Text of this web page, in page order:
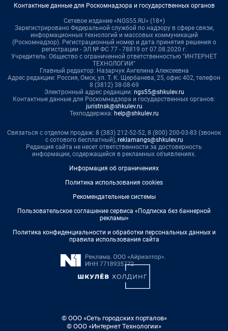
Контактные данные для Роскомнадзора и государственных органов
Сетевое издание «NGS55.RU» (18+)
Зарегистрировано Федеральной службой по надзору в сфере связи,
информационных технологий и массовых коммуникаций
(Роскомнадзор). Регистрационный номер и дата принятия решения о
регистрации - ЭЛ № ФС 77 - 78819 от 07.08.2020 г.
Учредитель: Общество с ограниченной ответственностью "ИНТЕРНЕТ
ТЕХНОЛОГИИ"
Главный редактор: Назарчук Ангелина Алексеевна
Адрес редакции: Россия, Омск, ул. Т. К. Щербанева, 25, офис 402, телефон
8 (3812) 38-08-69
Электронный адрес редакции: ngs55@shkulev.ru
Контактные данные для Роскомнадзора и государственных органов:
juristnsk@shkulev.ru
Техподдержка: help@shkulev.ru
Связаться с отделом продаж: 8 (383) 212-52-52, 8 (800) 200-03-83 (звонок
с сотового бесплатный), reklamangs@shkulev.ru
Редакция сайта не несет ответственности за достоверность
информации, содержащейся в рекламных объявлениях.
Информация об ограничениях
Политика использования cookies
Рекомендательные системы
Пользовательское соглашение сервиса «Подписка без баннерной
рекламы»
Политика конфиденциальности и обработки персональных данных и
правила использования сайта
© ООО «Сеть городских порталов»
© ООО «Интернет Технологии»